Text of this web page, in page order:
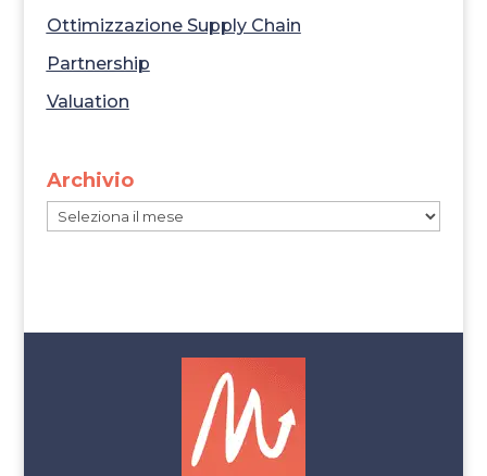
Ottimizzazione Supply Chain
Partnership
Valuation
Archivio
Archivio